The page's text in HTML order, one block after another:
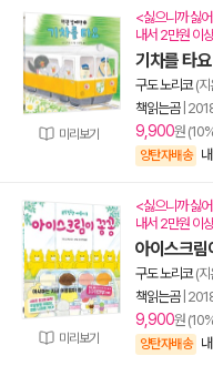
미리보기
<싫으니까 싫
내서 2만원 이
기차를 타요
구도 노리코(지
책읽는곰|
9,900원
양탄자배송
미리보기
<싫으니까 싫
내서 2만원 이
아이스크림
구도 노리코(지
책읽는곰|
9,900원
양탄자배송